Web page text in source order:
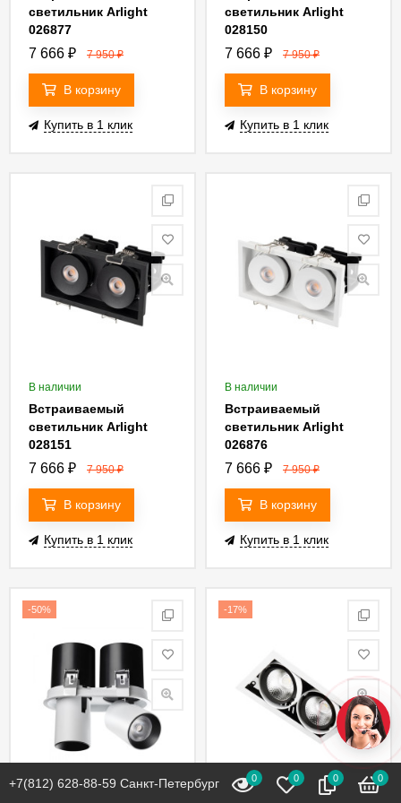
светильник Arlight
026877
7 666 ₽ 7 950₽
В корзину
Купить в 1 клик
светильник Arlight
028150
7 666 ₽ 7 950₽
В корзину
Купить в 1 клик
В наличии
Встраиваемый
светильник Arlight
028151
7 666 ₽ 7 950₽
В корзину
Купить в 1 клик
В наличии
Встраиваемый
светильник Arlight
026876
7 666 ₽ 7 950₽
В корзину
Купить в 1 клик
-50% -17%
0 0 0 0
+7(812) 628-88-59 Санкт-Петербург